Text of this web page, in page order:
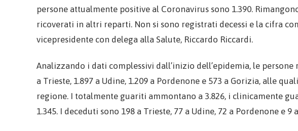
persone attualmente positive al Coronavirus sono 1.390.
ricoverati in altri reparti. Non si sono registrati decessi e la cifra
vicepresidente con delega alla Salute, Riccardo Riccardi.
Analizzando i dati complessivi dall’inizio dell’epidemia, le persone
a Trieste, 1.897 a Udine, 1.209 a Pordenone e 573 a Gorizia, alle
regione. I totalmente guariti ammontano a 3.826, i clinicamente
1.345. I deceduti sono 198 a Trieste, 77 a Udine, 72 a Pordenone e 9